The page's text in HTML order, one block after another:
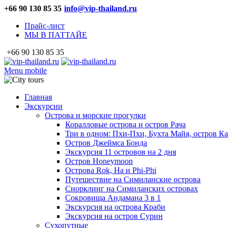
+66 90 130 85 35 info@vip-thailand.ru
Прайс-лист
МЫ В ПАТТАЙЕ
+66 90 130 85 35
Menu mobile
Главная
Экскурсии
Острова и морские прогулки
Коралловые острова и остров Рача
Три в одном: Пхи-Пхи, Бухта Майя, остров
Остров Джеймса Бонда
Экскурсия 11 островов на 2 дня
Остров Honeymoon
Острова Rok, Ha и Phi-Phi
Путешествие на Симиланские острова
Снорклинг на Симиланских островах
Сокровища Андамана 3 в 1
Экскурсия на острова Краби
Экскурсия на остров Сурин
Сухопутные